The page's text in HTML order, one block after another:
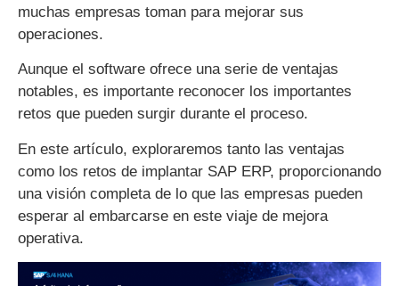
muchas empresas toman para mejorar sus
operaciones.
Aunque el software ofrece una serie de ventajas
notables, es importante reconocer los importantes
retos que pueden surgir durante el proceso.
En este artículo, exploraremos tanto las ventajas
como los retos de implantar SAP ERP, proporcionando
una visión completa de lo que las empresas pueden
esperar al embarcarse en este viaje de mejora
operativa.